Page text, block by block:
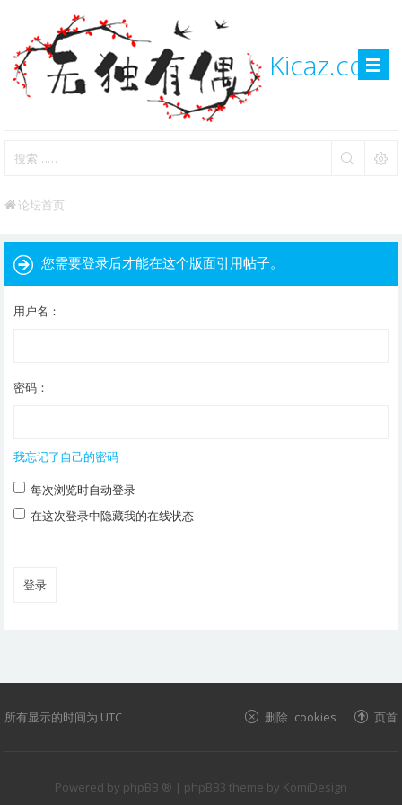
Kicaz.com
论坛首页
您需要登录后才能在这个版面引用帖子。
用户名：
密码：
我忘记了自己的密码
每次浏览时自动登录
在这次登录中隐藏我的在线状态
所有显示的时间为 UTC 页首
删除 cookies
Powered by phpBB ® | phpBB3 theme by KomiDesign